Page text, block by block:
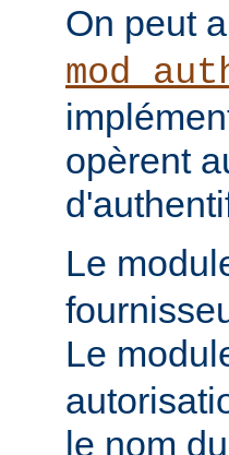
On peut
opèrent
Le
Le
le nom